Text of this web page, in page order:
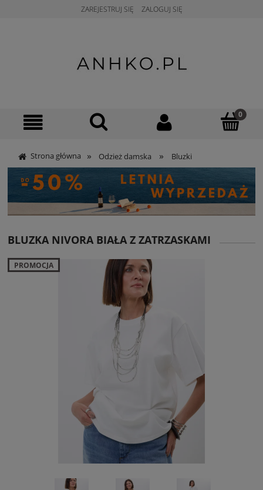
ZAREJESTRUJ SIĘ ZALOGUJ SIĘ
Strona główna » Odzież damska » Bluzki
BLUZKA NIVORA BIAŁA Z ZATRZASKAMI
PROMOCJA